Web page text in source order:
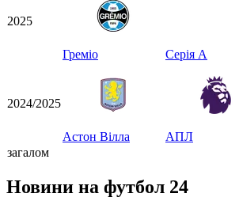
2025
Греміо Серія А
2024/2025
Астон Вілла АПЛ
загалом
Новини на футбол 24